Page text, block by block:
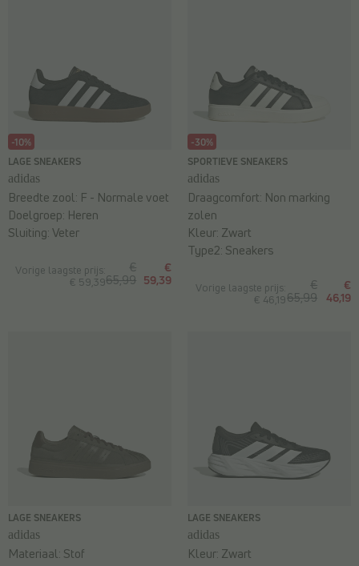
-10%
LAGE SNEAKERS
adidas
Vorige laagste prijs:
€ 59,39
€
65,99
€
59,39
Breedte zool: F - Normale voet
Doelgroep: Heren
Sluiting:Veter
-30%
SPORTIEVE SNEAKERS
adidas
Vorige laagste prijs:
€ 46,19
€
65,99
€
46,19
Draagcomfort: Non marking
zolen
Kleur: Zwart
Type2: Sneakers
LAGE SNEAKERS
adidas
Materiaal: Stof
LAGE SNEAKERS
adidas
Kleur: Zwart